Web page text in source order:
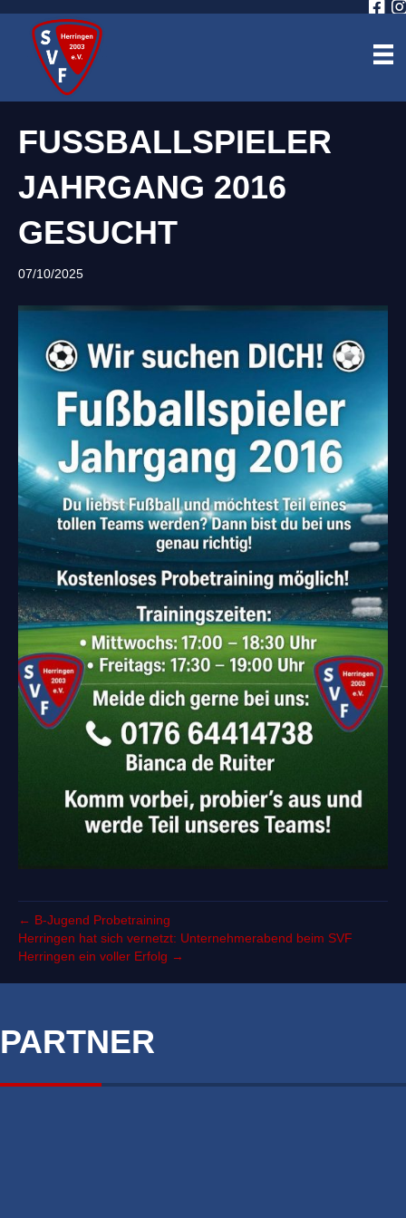
FUSSBALLSPIELER J
AHRGANG 2016 G
ESUCHT
07/10/2025
← B-Jugend Probetraining
Herringen hat sich vernetzt: Unternehmerabend beim SVF
Herringen ein voller Erfolg →
PARTNER